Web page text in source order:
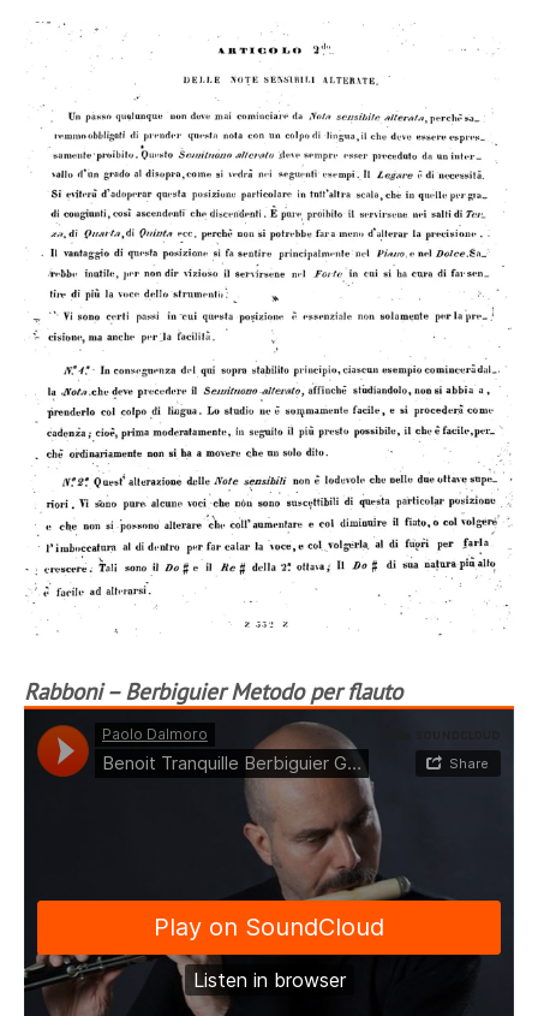
Rabboni – Berbiguier Metodo per flauto